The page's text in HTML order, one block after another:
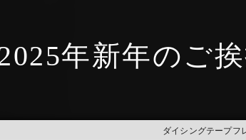
角型テープフレーム
IT 樹脂フレーム
再メッキ加工受託
レーザー刻印受託
年新年のご
ダイシングテープフ